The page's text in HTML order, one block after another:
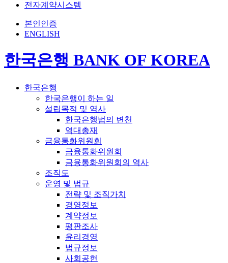
전자계약시스템
본인인증
ENGLISH
한국은행 BANK OF KOREA
한국은행
한국은행이 하는 일
설립목적 및 역사
한국은행법의 변천
역대총재
금융통화위원회
금융통화위원회
금융통화위원회의 역사
조직도
운영 및 법규
전략 및 조직가치
경영정보
계약정보
평판조사
윤리경영
법규정보
사회공헌